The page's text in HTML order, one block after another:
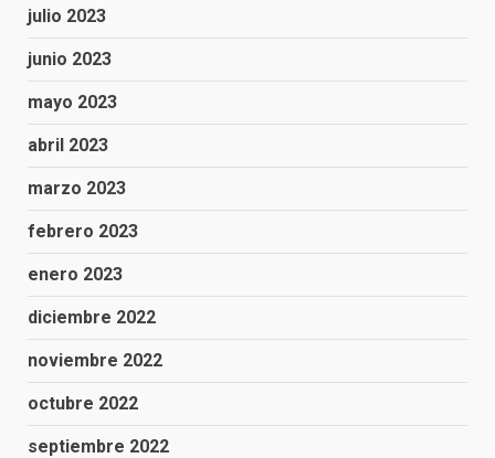
julio 2023
junio 2023
mayo 2023
abril 2023
marzo 2023
febrero 2023
enero 2023
diciembre 2022
noviembre 2022
octubre 2022
septiembre 2022